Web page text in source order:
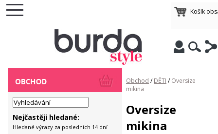
Košík
Nejčastěji hledané:
Hledané výrazy za posledních 14 dní
Obchod / DĚTI / Oversize
mikina
Oversize
mikina